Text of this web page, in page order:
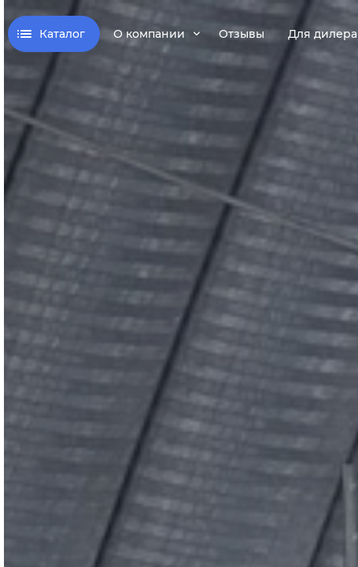
Каталог О компании Отзывы Для дилера